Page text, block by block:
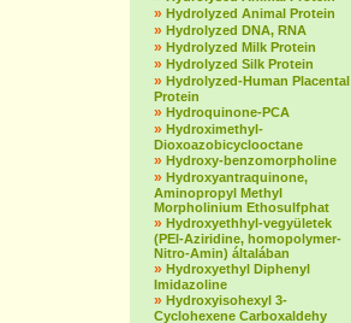
» Hydrolyzed Animal Protein
» Hydrolyzed DNA, RNA
» Hydrolyzed Milk Protein
» Hydrolyzed Silk Protein
» Hydrolyzed-Human Placental
Protein
» Hydroquinone-PCA
» Hydroximethyl-
Dioxoazobicyclooctane
» Hydroxy-benzomorpholine
» Hydroxyantraquinone,
Aminopropyl Methyl
Morpholinium Ethosulfphat
» Hydroxyethhyl-vegyületek
(PEI-Aziridine, homopolymer-
Nitro-Amin) általában
» Hydroxyethyl Diphenyl
Imidazoline
» Hydroxyisohexyl 3-
Cyclohexene Carboxaldehy